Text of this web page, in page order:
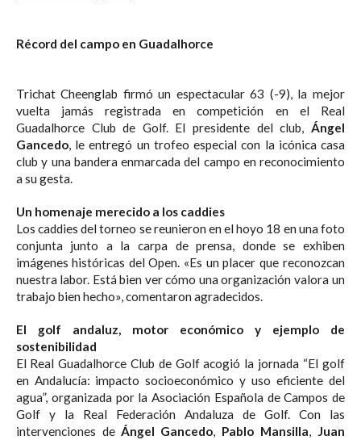
Récord del campo en Guadalhorce
Trichat Cheenglab firmó un espectacular 63 (-9), la mejor
vuelta jamás registrada en competición en el Real
Guadalhorce Club de Golf. El presidente del club, Ángel
Gancedo, le entregó un trofeo especial con la icónica casa
club y una bandera enmarcada del campo en reconocimiento
a su gesta.
Un homenaje merecido a los caddies
Los caddies del torneo se reunieron en el hoyo 18 en una foto
conjunta junto a la carpa de prensa, donde se exhiben
imágenes históricas del Open. «Es un placer que reconozcan
nuestra labor. Está bien ver cómo una organización valora un
trabajo bien hecho», comentaron agradecidos.
El golf andaluz, motor económico y ejemplo de
sostenibilidad
El Real Guadalhorce Club de Golf acogió la jornada “El golf
en Andalucía: impacto socioeconómico y uso eficiente del
agua”, organizada por la Asociación Española de Campos de
Golf y la Real Federación Andaluza de Golf. Con las
intervenciones de Ángel Gancedo, Pablo Mansilla, Juan